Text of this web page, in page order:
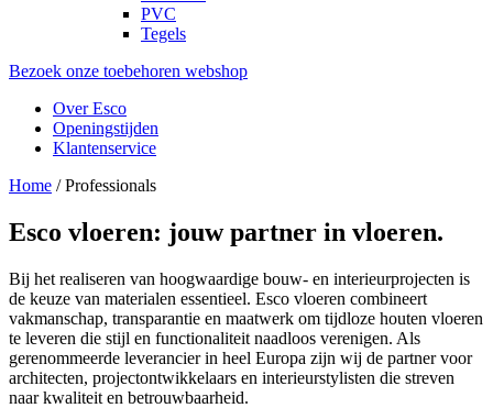
PVC
Tegels
Bezoek onze toebehoren webshop
Over Esco
Openingstijden
Klantenservice
Home / Professionals
Esco vloeren: jouw partner in vloeren.
Bij het realiseren van hoogwaardige bouw- en interieurprojecten is
de keuze van materialen essentieel. Esco vloeren combineert
vakmanschap, transparantie en maatwerk om tijdloze houten vloeren
te leveren die stijl en functionaliteit naadloos verenigen. Als
gerenommeerde leverancier in heel Europa zijn wij de partner voor
architecten, projectontwikkelaars en interieurstylisten die streven
naar kwaliteit en betrouwbaarheid.